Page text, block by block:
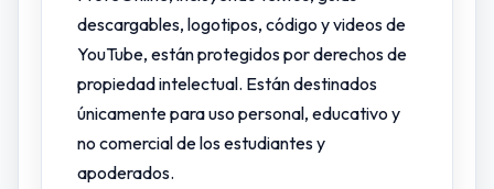
descargables, logotipos, código y videos de
YouTube, están protegidos por derechos de
propiedad intelectual. Están destinados
únicamente para uso personal, educativo y
no comercial de los estudiantes y
apoderados.